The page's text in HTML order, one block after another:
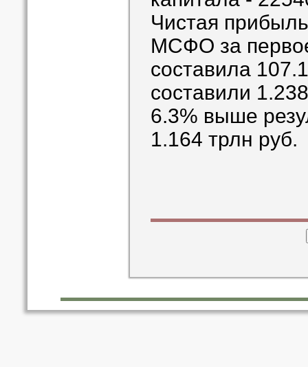
Чистая
МСФО за
составила
составили
6.3% выше
1.164 трлн руб.